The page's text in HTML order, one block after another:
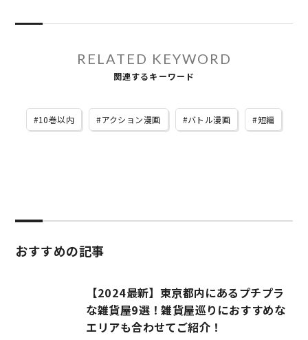
RELATED KEYWORD
関連するキーワード
10巻以内 アクション漫画 バトル漫画 短編
おすすめの記事
【2024最新】東京都内にあるプチプラ
な雑貨屋9選！雑貨屋巡りにおすすめな
エリアも合わせてご紹介！